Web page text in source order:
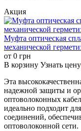
изгиба
положении,
сплайс-трее.
Поддержка
установить до
PLC-сплиттер
расширяет
Комплектация
В комплекте с
необходимые
монтажа:
Акция
Муфта оптическая
механической
от 0 грн
В корзину Узнать цену
Эта
надежной защиты и
оптоволоконных
идеально подходит
соединений,
оптоволоконной сети.